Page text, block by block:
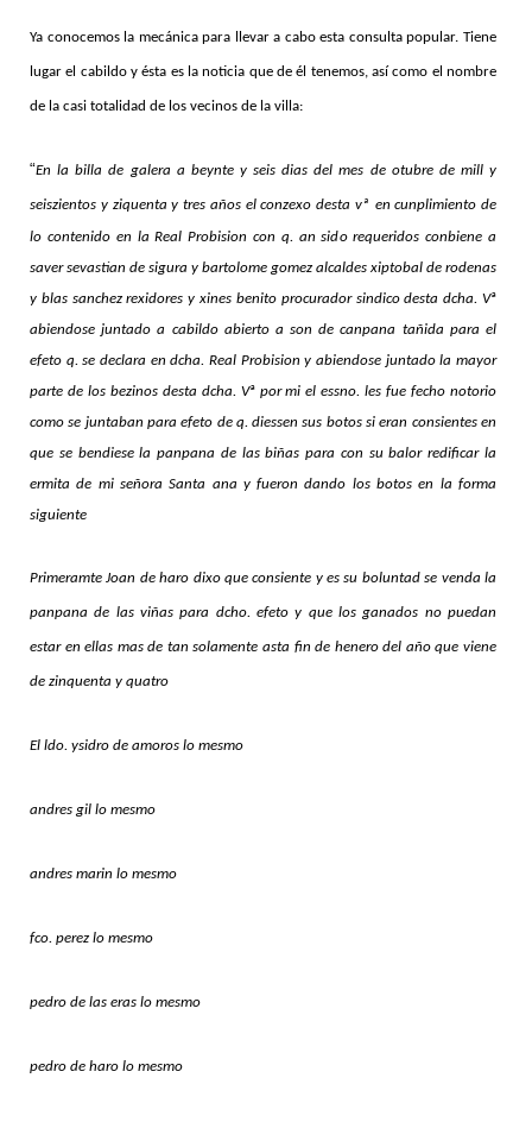
Ya conocemos la mecánica para llevar a cabo esta consulta popular. Tiene
lugar el cabildo y ésta es la noticia que de él tenemos, así como el nombre
de la casi totalidad de los vecinos de la villa:
“En la billa de galera a beynte y seis dias del mes de otubre de mill y
seiszientos y ziquenta y tres años el conzexo desta vª en cunplimiento de
lo contenido en la Real Probision con q. an sido requeridos conbiene a
saver sevastian de sigura y bartolome gomez alcaldes xiptobal de rodenas
y blas sanchez rexidores y xines benito procurador sindico desta dcha. Vª
abiendose juntado a cabildo abierto a son de canpana tañida para el
efeto q. se declara en dcha. Real Probision y abiendose juntado la mayor
parte de los bezinos desta dcha. Vª por mi el essno. les fue fecho notorio
como se juntaban para efeto de q. diessen sus botos si eran consientes en
que se bendiese la panpana de las biñas para con su balor redificar la
ermita de mi señora Santa ana y fueron dando los botos en la forma
siguiente
Primeramte Joan de haro dixo que consiente y es su boluntad se venda la
panpana de las viñas para dcho. efeto y que los ganados no puedan
estar en ellas mas de tan solamente asta fin de henero del año que viene
de zinquenta y quatro
El ldo. ysidro de amoros lo mesmo
andres gil lo mesmo
andres marin lo mesmo
fco. perez lo mesmo
pedro de las eras lo mesmo
pedro de haro lo mesmo